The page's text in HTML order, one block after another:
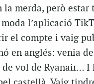
merda, però estar
l’aplicació
el compte i vaig
en anglés: venia
vol de Ryanair… I